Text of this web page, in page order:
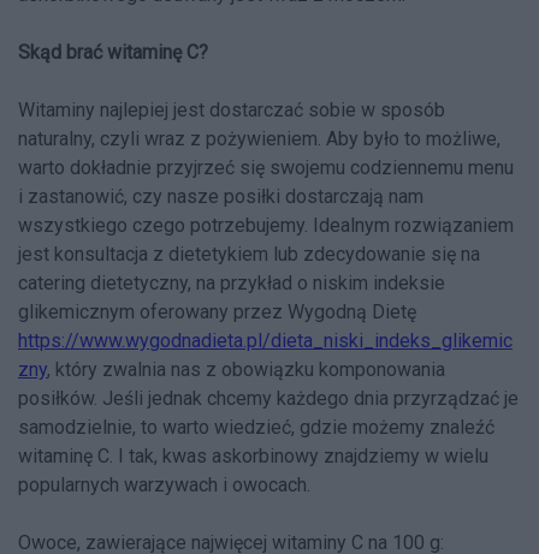
Skąd brać witaminę C?
Witaminy najlepiej jest dostarczać sobie w sposób
naturalny, czyli wraz z pożywieniem. Aby było to możliwe,
warto dokładnie przyjrzeć się swojemu codziennemu menu
i zastanowić, czy nasze posiłki dostarczają nam
wszystkiego czego potrzebujemy. Idealnym rozwiązaniem
jest konsultacja z dietetykiem lub zdecydowanie się na
catering dietetyczny, na przykład o niskim indeksie
glikemicznym oferowany przez Wygodną Dietę
https://www.wygodnadieta.pl/dieta_niski_indeks_glikemic
zny, który zwalnia nas z obowiązku komponowania
posiłków. Jeśli jednak chcemy każdego dnia przyrządzać je
samodzielnie, to warto wiedzieć, gdzie możemy znaleźć
witaminę C. I tak, kwas askorbinowy znajdziemy w wielu
popularnych warzywach i owocach.
Owoce, zawierające najwięcej witaminy C na 100 g: